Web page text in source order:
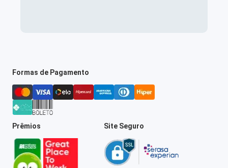
Formas de Pagamento
Prêmios Site Seguro